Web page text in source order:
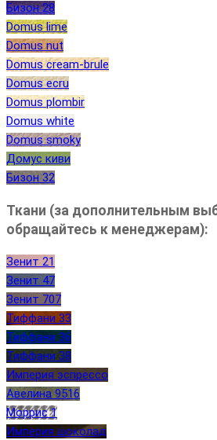
Бизон 28
Domus lime
Domus nut
Domus cream-brule
Domus ecru
Domus plombir
Domus white
Domus smoky
Домус киви
Бизон 32
Ткани (за дополнительным
обращайтесь к менеджерам):
Зенит 21
Зенит 47
Зенит 707
Тиффани 33
Тиффани 36
Тиффани 38
Империя эспрессо
Авелина 9516
Моррис 1
Империя шоколад